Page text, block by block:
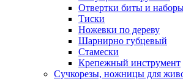
Отвертки биты и
Тиски
Ножевки по дереву
Шарнирно губцевый
Стамески
Крепежный инструмент
Сучкорезы, ножницы для